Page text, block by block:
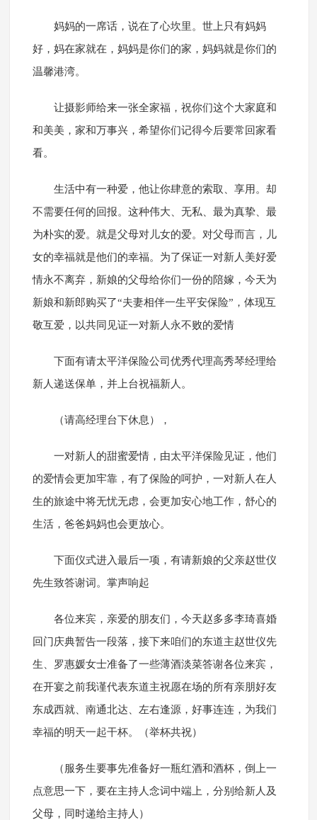
妈妈的一席话，说在了心坎里。世上只有妈妈
好，妈在家就在，妈妈是你们的家，妈妈就是你们的
温馨港湾。
让摄影师给来一张全家福，祝你们这个大家庭和
和美美，家和万事兴，希望你们记得今后要常回家看
看。
生活中有一种爱，他让你肆意的索取、享用。却
不需要任何的回报。这种伟大、无私、最为真挚、最
为朴实的爱。就是父母对儿女的爱。对父母而言，儿
女的幸福就是他们的幸福。为了保证一对新人美好爱
情永不离弃，新娘的父母给你们一份的陪嫁，今天为
新娘和新郎购买了“夫妻相伴一生平安保险”，体现互
敬互爱，以共同见证一对新人永不败的爱情
下面有请太平洋保险公司优秀代理高秀琴经理给
新人递送保单，并上台祝福新人。
（请高经理台下休息），
一对新人的甜蜜爱情，由太平洋保险见证，他们
的爱情会更加牢靠，有了保险的呵护，一对新人在人
生的旅途中将无忧无虑，会更加安心地工作，舒心的
生活，爸爸妈妈也会更放心。
下面仪式进入最后一项，有请新娘的父亲赵世仪
先生致答谢词。掌声响起
各位来宾，亲爱的朋友们，今天赵多多李琦喜婚
回门庆典暂告一段落，接下来咱们的东道主赵世仪先
生、罗惠媛女士准备了一些薄酒淡菜答谢各位来宾，
在开宴之前我谨代表东道主祝愿在场的所有亲朋好友
东成西就、南通北达、左右逢源，好事连连，为我们
幸福的明天一起干杯。（举杯共祝）
（服务生要事先准备好一瓶红酒和酒杯，倒上一
点意思一下，要在主持人念词中端上，分别给新人及
父母，同时递给主持人）